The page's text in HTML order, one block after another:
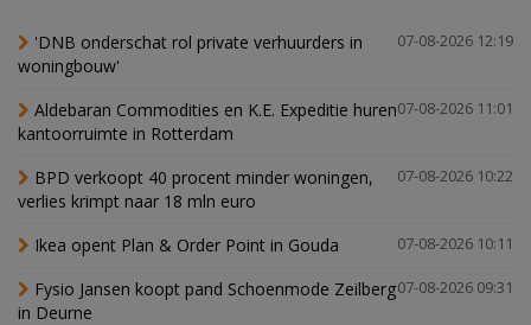
07-08-2026 12:19
'DNB onderschat rol private verhuurders in
woningbouw'
07-08-2026 11:01
Aldebaran Commodities en K.E. Expeditie huren
kantoorruimte in Rotterdam
07-08-2026 10:22
BPD verkoopt 40 procent minder woningen,
verlies krimpt naar 18 mln euro
07-08-2026 10:11
Ikea opent Plan & Order Point in Gouda
07-08-2026 09:31
Fysio Jansen koopt pand Schoenmode Zeilberg
in Deurne